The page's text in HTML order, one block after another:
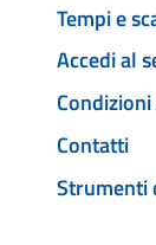
Tempi e
Accedi al
Contatti
Strumenti